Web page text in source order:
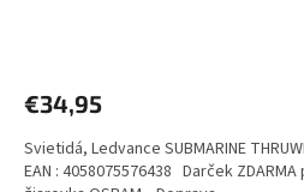
€34,95
Svietidá, Ledvance SUBMARINE
EAN : 4058075576438 Darček